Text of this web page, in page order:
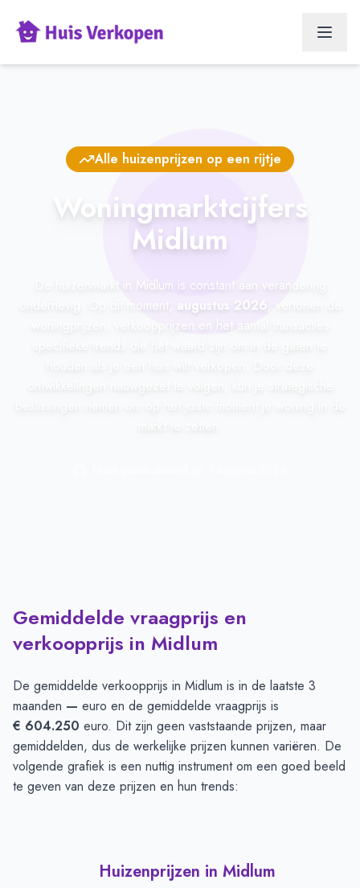
Alle huizenprijzen op een rijtje
Woningmarktcijfers
Midlum
De huizenmarkt in Midlum is constant aan verandering
onderhevig. Op dit moment, augustus 2026
woningprijzen, verkoopprijzen en het aantal transacties
Gemiddelde vraagprijs en
verkoopprijs in Midlum
De gemiddelde verkoopprijs in Midlum is in de laatste 3
maanden — euro en de gemiddelde vraagprijs is
€ 604.250 euro. Dit zijn geen vaststaande prijzen, maar
gemiddelden, dus de werkelijke prijzen kunnen variëren. De
volgende grafiek is een nuttig instrument om een goed beeld
te geven van deze prijzen en hun trends:
Huizenprijzen in Midlum